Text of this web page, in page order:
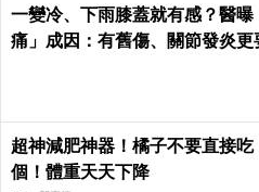
一變冷、下雨膝蓋就有感？醫曝
痛」成因：有舊傷、關節發炎更
超神減肥神器！橘子不要直接吃
個！體重天天下降